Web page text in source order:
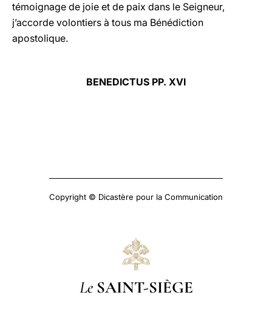
témoignage de joie et de paix dans le Seigneur,
j’accorde volontiers à tous ma Bénédiction
apostolique.
BENEDICTUS PP. XVI
Copyright © Dicastère pour la Communication
Le SAINT-SIÈGE